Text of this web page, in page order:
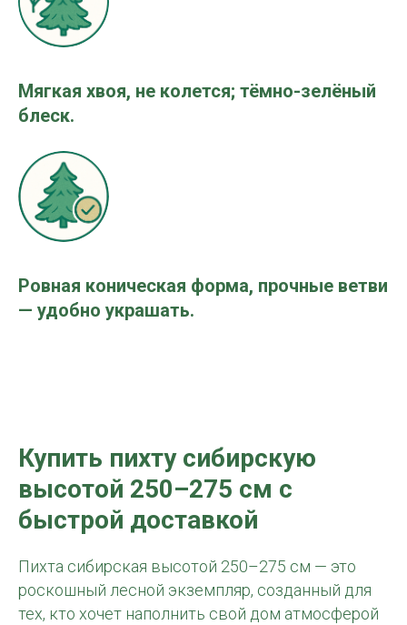
Мягкая хвоя, не колется; тёмно-зелёный
блеск.
Ровная коническая форма, прочные ветви
— удобно украшать.
Купить пихту сибирскую
высотой 250–275 см с
быстрой доставкой
Пихта сибирская высотой 250–275 см — это
роскошный лесной экземпляр, созданный для
тех, кто хочет наполнить свой дом атмосферой